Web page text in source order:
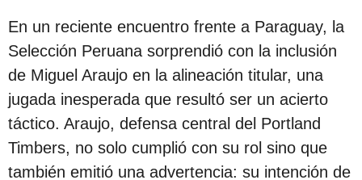
a
c
i
ó
n
2
i
En un reciente encuentro frente a Paraguay, la
Selección Peruana sorprendió con la inclusión
de Miguel Araujo en la alineación titular, una
jugada inesperada que resultó ser un acierto
táctico. Araujo, defensa central del Portland
Timbers, no solo cumplió con su rol sino que
también emitió una advertencia: su intención de